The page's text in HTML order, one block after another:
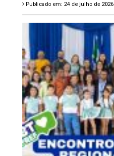
Publicado em: 24 de julho de 2026